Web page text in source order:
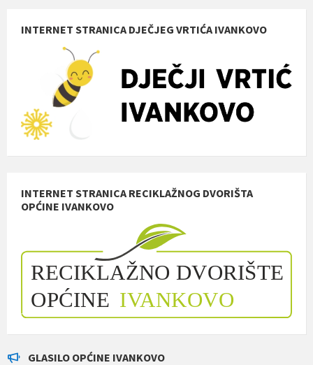
INTERNET STRANICA DJEČJEG VRTIĆA IVANKOVO
INTERNET STRANICA RECIKLAŽNOG DVORIŠTA
OPĆINE IVANKOVO
GLASILO OPĆINE IVANKOVO